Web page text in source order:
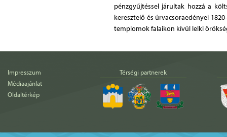
pénzgyűjtéssel járultak hozzá a
keresztelő és úrvacsoraedényei
templomok falaikon kívül lelki
Impresszum
Médiaajánlat
Oldaltérkép
Térségi partnerek